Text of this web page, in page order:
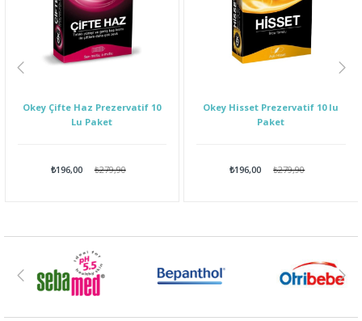
Okey Çifte Haz Prezervatif 10
Lu Paket
₺196,00 ₺279,90
Okey Hisset Prezervatif 10 lu
Paket
₺196,00 ₺279,90